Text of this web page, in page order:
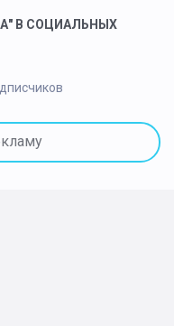
В СОЦИАЛЬНЫХ